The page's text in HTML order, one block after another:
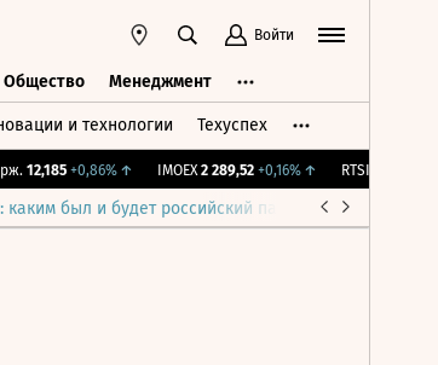
Войти
Общество Менеджмент
и технологии Техуспех
12,185 +0,86%↑ IMOEX 2 289,52 +0,16%↑ RTSI 885,97
был и будет российский парламент